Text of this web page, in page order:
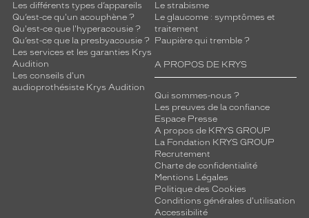
Les différents types d’appareils
Qu’est-ce qu'un acouphène ?
Qu'est-ce que l'hyperacousie ?
Qu’est-ce que la presbyacousie ?
Les services et les garanties Krys
Audition
Les conseils d'un
audioprothésiste Krys Audition
Le strabisme
Le glaucome : symptômes et
traitement
Paupière qui tremble ?
A PROPOS DE KRYS
Qui sommes-nous ?
Les preuves de la confiance
Espace Presse
A propos de KRYS GROUP
La Fondation KRYS GROUP
Recrutement
Charte de confidentialité
Mentions Légales
Politique des Cookies
Conditions générales d'utilisation
Accessibilité